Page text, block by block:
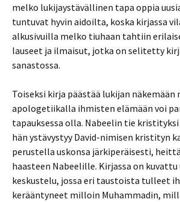
melko lukijaystävällinen tapa oppia
tuntuvat hyvin aidoilta, koska kirjassa
alkusivuilla melko tiuhaan tahtiin
lauseet ja ilmaisut, jotka on selitetty
sanastossa.
Toiseksi kirja päästää lukijan näkemään
apologetiikalla ihmisten elämään voi
tapauksessa olla. Nabeelin tie
hän ystävystyy David-nimisen kristityn
perustella uskonsa järkiperäisesti,
haasteen Nabeelille. Kirjassa on kuvattu
keskustelu, jossa eri taustoista tulleet
kerääntyneet milloin Muhammadin,